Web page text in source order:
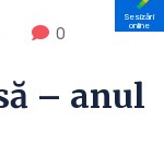
0
– anul
Sesizări
online